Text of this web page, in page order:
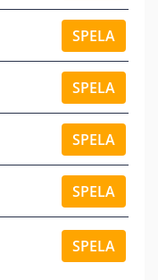
SPELA
SPELA
SPELA
SPELA
SPELA